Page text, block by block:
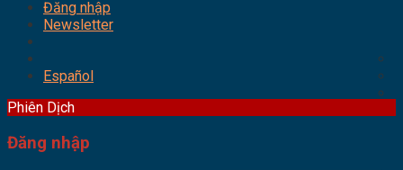
Đăng nhập
Newsletter
Español
Phiên Dịch
Đăng nhập